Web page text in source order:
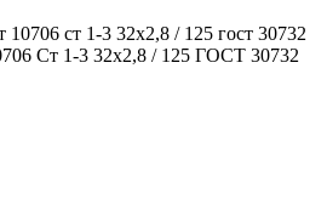
10706 ст 1-3 32x2,8 / 125 гост 30732
Ст 1-3 32x2,8 / 125 ГОСТ 30732